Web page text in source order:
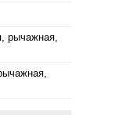
рычажная,